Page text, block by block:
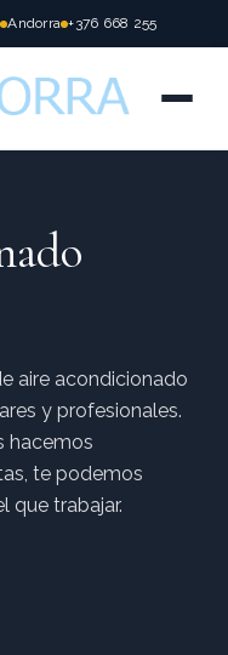
Andorra +376 668 255
aire acondicionado
y profesionales.
hacemos
te podemos
que trabajar.